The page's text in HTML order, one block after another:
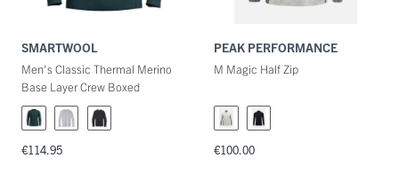
SMARTWOOL
Men's Classic Thermal Merino
Base Layer Crew Boxed
€114.95
PEAK PERFORMANCE
M Magic Half Zip
€100.00